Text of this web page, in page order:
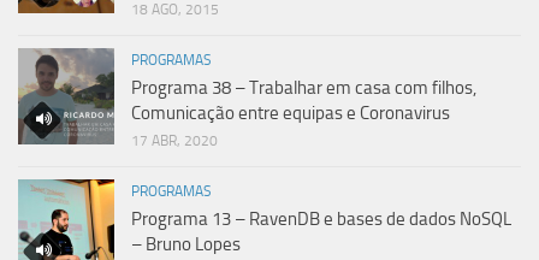
18 AGO, 2015
PROGRAMAS
Programa 38 – Trabalhar em casa com filhos,
Comunicação entre equipas e Coronavirus
17 ABR, 2020
PROGRAMAS
Programa 13 – RavenDB e bases de dados NoSQL
– Bruno Lopes